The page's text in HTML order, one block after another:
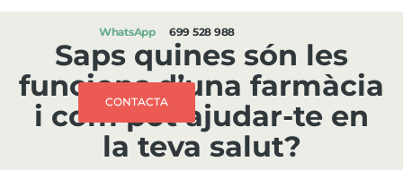
WhatsApp 699 528 988
CONTACTA
Saps quines són les
funcions d’una farmàcia
i com pot ajudar-te en
la teva salut?